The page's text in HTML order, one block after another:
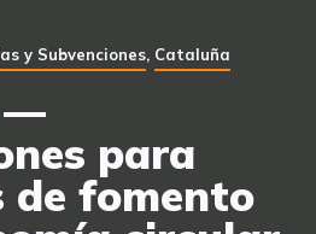
y Subvenciones, Cataluña
—
para
de fomento